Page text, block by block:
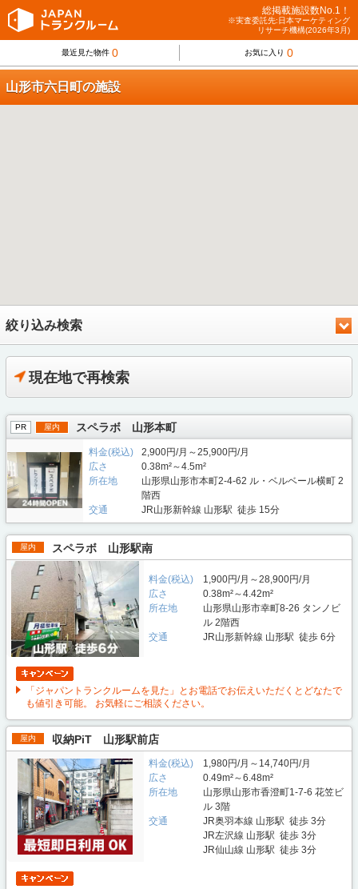
総掲載施設数No.1！
※実査委託先:日本マーケティング
リサーチ機構(2026年3月)
最近見た物件 0 お気に入り 0
山形市六日町の施設
絞り込み検索
現在地で再検索
PR 屋内 スペラボ 山形本町
料金(税込)
2,900円/月～25,900円/月
広さ
0.38m²～4.5m²
所在地
山形県山形市本町2-4-62 ル・ベルベール横町 2
階西
交通
JR山形新幹線 山形駅 徒歩 15分
屋内 スペラボ 山形駅南
料金(税込)
1,900円/月～28,900円/月
広さ
0.38m²～4.42m²
所在地
山形県山形市幸町8-26 タンノビ
ル 2階西
交通
JR山形新幹線 山形駅 徒歩 6分
「ジャパントランクルームを見た」とお電話でお伝えいただくとどなたで
も値引き可能。 お気軽にご相談ください。
屋内 収納PiT 山形駅前店
料金(税込)
1,980円/月～14,740円/月
広さ
0.49m²～6.48m²
所在地
山形県山形市香澄町1-7-6 花笠ビ
ル 3階
交通
JR奥羽本線 山形駅 徒歩 3分
JR左沢線 山形駅 徒歩 3分
JR仙山線 山形駅 徒歩 3分